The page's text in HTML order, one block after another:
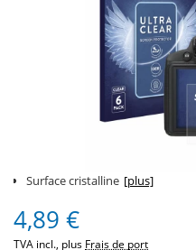
Surface cristalline [plus]
4,89 €
TVA incl., plus Frais de port